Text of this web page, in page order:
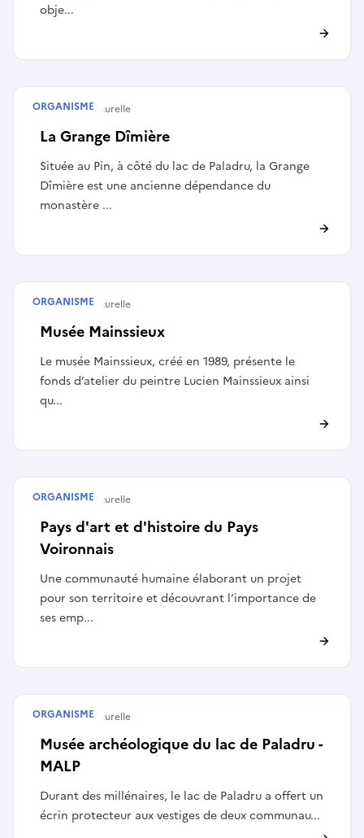
obje...
La Grange Dîmière
Située au Pin, à côté du lac de Paladru, la Grange
Dîmière est une ancienne dépendance du
monastère ...
Structure culturelle
ORGANISME
Musée Mainssieux
Le musée Mainssieux, créé en 1989, présente le
fonds d’atelier du peintre Lucien Mainssieux ainsi
qu...
Structure culturelle
ORGANISME
Pays d'art et d'histoire du Pays
Voironnais
Une communauté humaine élaborant un projet
pour son territoire et découvrant l’importance de
ses emp...
Structure culturelle
ORGANISME
Musée archéologique du lac de Paladru -
MALP
Durant des millénaires, le lac de Paladru a offert un
écrin protecteur aux vestiges de deux communau...
Structure culturelle
ORGANISME